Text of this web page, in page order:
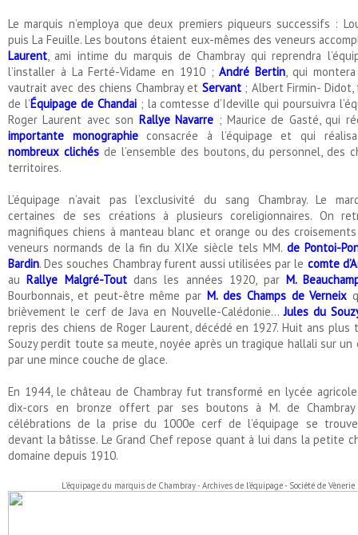
Le marquis n’employa que deux premiers piqueurs successifs :
puis La Feuille. Les boutons étaient eux-mêmes des veneurs
Laurent, ami intime du marquis de Chambray qui reprendra
l’installer à La Ferté-Vidame en 1910 ;André Bertin, qui
vautrait avec des chiens Chambray et Servant; Albert Firmin- Didot,
de l’Équipage de Chandai; la comtesse d’Ideville qui poursuivra
Roger Laurent avec son Rallye Navarre ; Maurice de Gasté, qui
importante monographieconsacrée à l’équipage et qui
nombreux clichésde l’ensemble des boutons, du personnel, des
territoires.
L’équipage n’avait pas l’exclusivité du sang Chambray. Le
certaines de ses créations à plusieurs coreligionnaires. On
magnifiques chiens à manteau blanc et orange ou des
veneurs normands de la fin du XIXe siècle tels MM. de Pontoi-
Bardin. Des souches Chambray furent aussi utilisées par le comte
auRallye Malgré-Toutdans les années 1920, par M.
Bourbonnais, et peut-être même parM. des Champs de Verneix
brièvement le cerf de Java en Nouvelle-Calédonie...Jules du
repris des chiens de Roger Laurent, décédé en 1927. Huit ans plus
Souzy perdit toute sa meute, noyée après un tragique hallali sur un
par une mince couche de glace.
En 1944, le château de Chambray fut transformé en lycée
dix-cors en bronze offert par ses boutons à M. de
célébrations de la prise du 1000e cerf de l’équipage se
devant la bâtisse. Le Grand Chef repose quant à lui dans la petite
domaine depuis 1910.
L'équipage du marquis de Chambray - Archives de l'équipage - Société de Vènerie